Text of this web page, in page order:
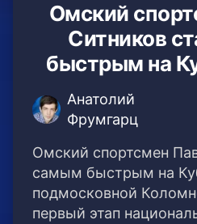
Омский
Ситников
быстрым на
Анатолий
Фрумгарц
Омский спортсмен
самым быстрым на
подмосковной
первый этап